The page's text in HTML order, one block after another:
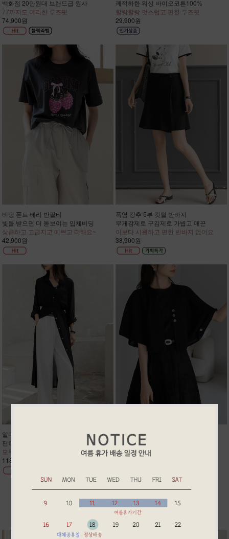
백화점 20만원대 브랜드급 원사
77까지도 여리한 루즈핏
74,900원
쾌적하한 워싱 바이오코튼100%
할랑할랑 멋스럽고 편한 루즈핏
29,900원
비딩 폰트 베리 반팔티
빛을 받으면 더 돋보이는 입체비딩
상큼하고 고급지고 예쁘고 다해요~
42,900원
폭염 강추 5부 깃털 반바지
무게감제로 구김제로 가볍고 매끈
이보다 시원하고 편한 반바지 없어요
38,900원
알마 썸머 반통핏 슬렉스
편하고 고급스러워 정장룩/데일리룩
모두 강추!! 주문폭주 2차리오더
118,900원
린 썸머 린넨 케이프 가디건
케이프핏 나시 원피스에 찰떡코디
예쁘게 팔뚝살 어깨살 커버 주문폭주
BEST ITEM